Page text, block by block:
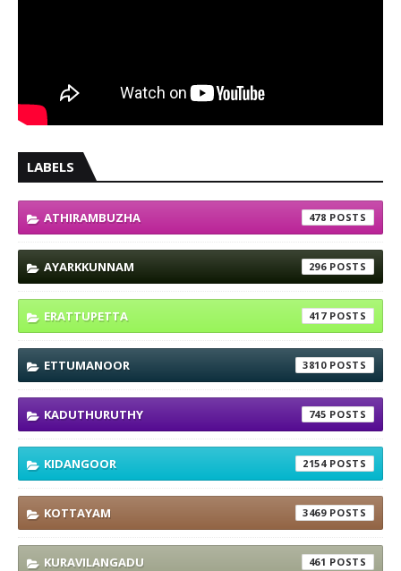
LABELS
ATHIRAMBUZHA 478
AYARKKUNNAM 296
ERATTUPETTA 417
ETTUMANOOR 3810
KADUTHURUTHY 745
KIDANGOOR 2154
KOTTAYAM 3469
KURAVILANGADU 461